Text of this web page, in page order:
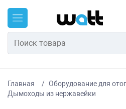
Главная
Оборудование для
Дымоходы из нержавейки